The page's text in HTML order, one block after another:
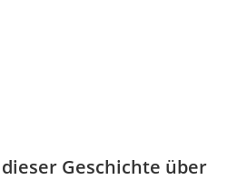
Geschichte über